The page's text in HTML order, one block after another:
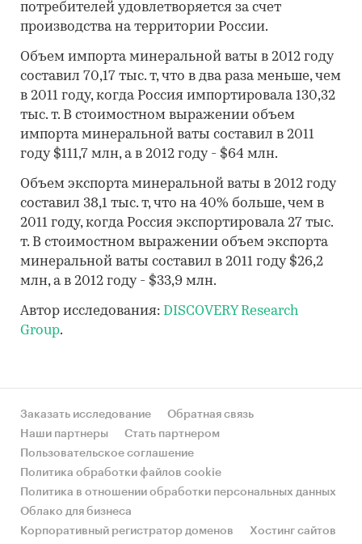
потребителей удовлетворяется за счет
производства на территории России.
Объем импорта минеральной ваты в 2012 году
составил 70,17 тыс. т, что в два раза меньше, чем
в 2011 году, когда Россия импортировала 130,32
тыс. т. В стоимостном выражении объем
импорта минеральной ваты составил в 2011
году $111,7 млн, а в 2012 году - $64 млн.
Объем экспорта минеральной ваты в 2012 году
составил 38,1 тыс. т, что на 40% больше, чем в
2011 году, когда Россия экспортировала 27 тыс.
т. В стоимостном выражении объем экспорта
минеральной ваты составил в 2011 году $26,2
млн, а в 2012 году - $33,9 млн.
Автор исследования: DISCOVERY Research
Group.
Заказать исследование
Обратная связь
Наши партнеры
Стать партнером
Пользовательское соглашение
Политика обработки файлов cookie
Политика в отношении обработки персональных данных
Облако для бизнеса
Корпоративный регистратор доменов
Хостинг сайтов